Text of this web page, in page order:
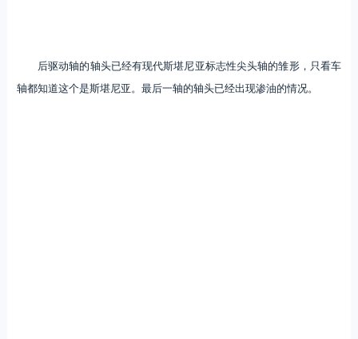
后驱动轴的轴头已经有现代斯堪尼亚标志性尖头轴的雏形，只看车
轴都知道这个是斯堪尼亚。最后一轴的轴头已经出现渗油的情况。